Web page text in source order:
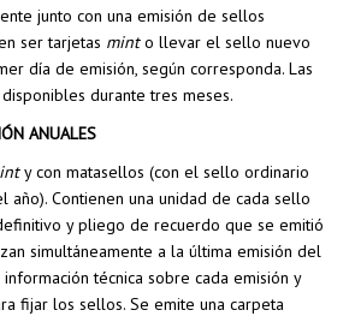
junto con una emisión de sellos
ser tarjetas minto llevar el sello nuevo
día de emisión, según corresponda. Las
durante tres meses.
ANUALES
y con matasellos (con el sello ordinario
año). Contienen una unidad de cada sello
y pliego de recuerdo que se emitió
simultáneamente a la última emisión del
información técnica sobre cada emisión y
fijar los sellos. Se emite una carpeta